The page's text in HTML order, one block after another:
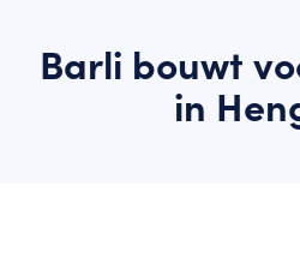
Barli bouwt
in